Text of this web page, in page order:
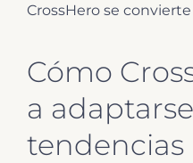
CrossHero se
Cómo
a
tendencias